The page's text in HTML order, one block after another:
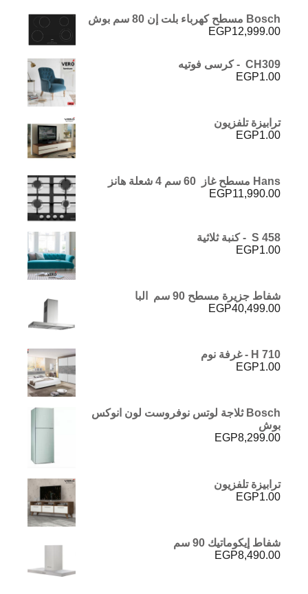
Bosch مسطح كهرباء بلت إن 80 سم بوش
EGP12,999.00
CH309 - كرسى فوتيه
EGP1.00
ترابيزة تلفزيون
EGP1.00
Hans مسطح غاز 60 سم 4 شعلة هانز
EGP11,990.00
S 458 - كنبة ثلاثية
EGP1.00
شفاط جزيرة مسطح 90 سم البا
EGP40,499.00
H 710 - غرفة نوم
EGP1.00
Bosch ثلاجة لوتس نوفروست لون انوكس
بوش
EGP8,299.00
ترابيزة تلفزيون
EGP1.00
شفاط إيكوماتيك 90 سم
EGP8,490.00